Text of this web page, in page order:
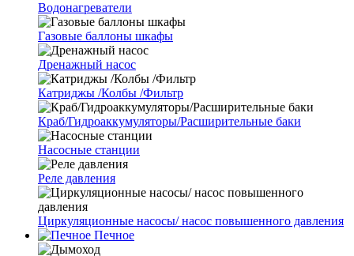
Водонагреватели
Газовые баллоны шкафы
Дренажный насос
Катриджы /Колбы /Фильтр
Краб/Гидроаккумуляторы/Расширительные баки
Насосные станции
Реле давления
Циркуляционные насосы/ насос повышенного давления
Печное